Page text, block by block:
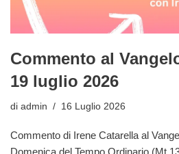
Commento al
19 luglio 2026
di admin 16 Luglio 2026
Commento di Irene Catarella al
Domenica del Tempo Ordinario (Mt